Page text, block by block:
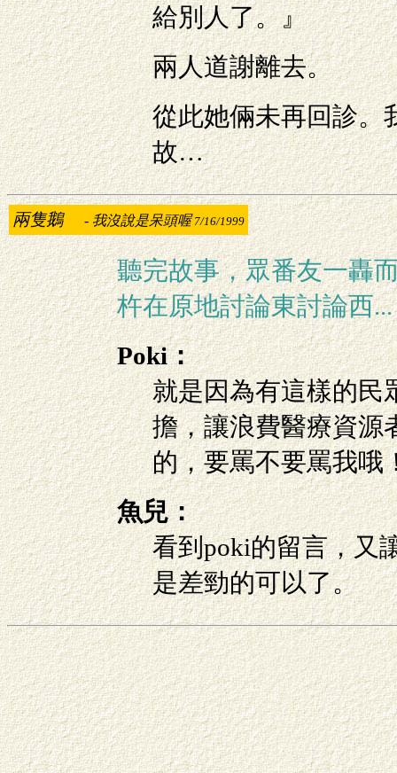
給別人了。』
兩人道謝離去。
從此她倆未再回診。
故…
兩隻鵝- 我沒說是呆頭喔7/16/1999
聽完故事，眾番友一轟
杵在原地討論東討論西...
Poki：
就是因為有這樣的民
擔，讓浪費醫療資源
的，要罵不要罵我哦
魚兒：
看到poki的留言，又
是差勁的可以了。